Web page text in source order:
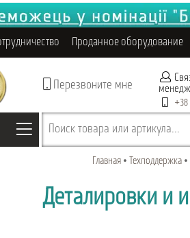
Проданное оборудование
Перезвоните мне
+38
Поиск товара или артикула...
Главная Техподдержка
Деталировки и